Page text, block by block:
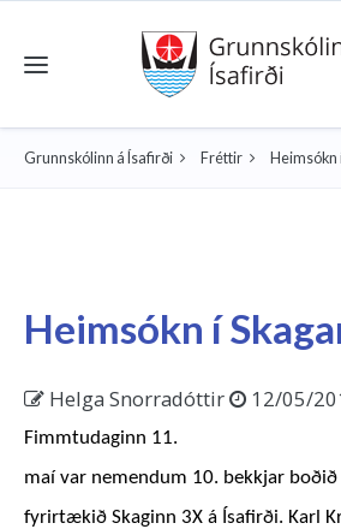
Toggle navigation
Grunnskólinn á Ísafirði Fréttir Heimsókn
Heimsókn í
Helga Snorradóttir 12/05/
Fimmtudaginn 11.
maí var nemendum 10. bekkjar
fyrirtækið Skaginn 3X á Ísafirði. Karl